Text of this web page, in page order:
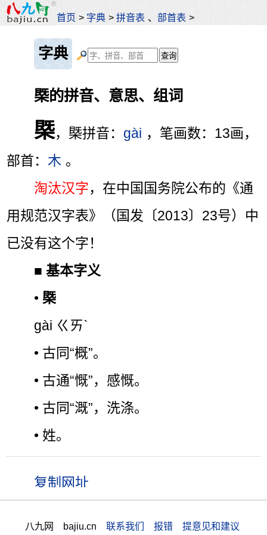
首页 > 字典 >拼音表 、部首表 >
字典
槩的拼音、意思、组词
槩，槩拼音： gài ，笔画数：13画，
部首：木 。
淘汰汉字，在中国国务院公布的《通
用规范汉字表》（国发〔2013〕23号）中
已没有这个字！
■基本字义
• 槩
gài ㄍㄞˋ
• 古同“概”。
• 古通“慨”，感慨。
• 古同“溉”，洗涤。
• 姓。
八九网 bajiu.cn 联系我们 报错 提意见和建议